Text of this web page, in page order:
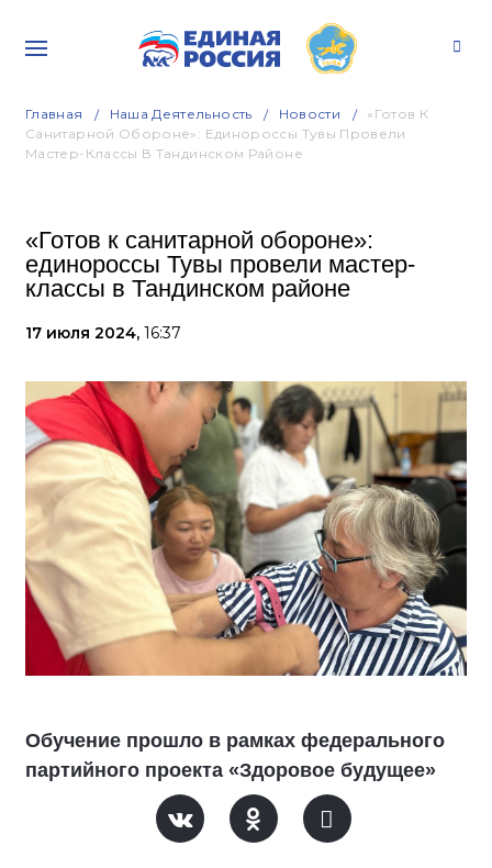
Главная Наша Деятельность Новости
«Готов К
Санитарной Обороне»: Единороссы Тувы Провели
Мастер-Классы В Тандинском Районе
«Готов к санитарной обороне»:
единороссы Тувы провели мастер-
классы в Тандинском районе
17 июля 2024, 16:37
Обучение прошло в рамках федерального
партийного проекта «Здоровое будущее»